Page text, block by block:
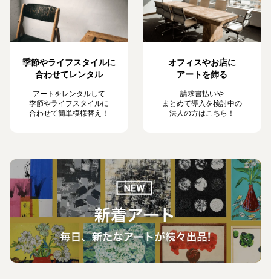
季節やライフスタイルに
合わせてレンタル
アートをレンタルして
季節やライフスタイルに
合わせて簡単模様替え！
オフィスやお店に
アートを飾る
請求書払いや
まとめて導入を検討中の
法人の方はこちら！